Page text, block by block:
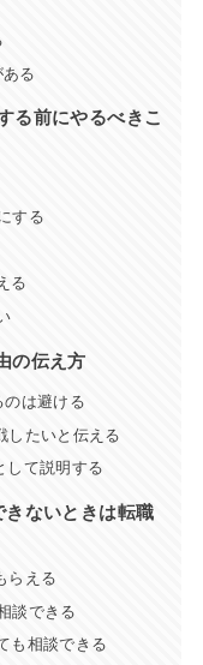
る
る前にやるべきこ
する
る
の伝え方
のは避ける
したいと伝える
して説明する
きないときは転職
らえる
談できる
も相談できる